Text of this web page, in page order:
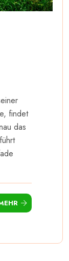
findet
das